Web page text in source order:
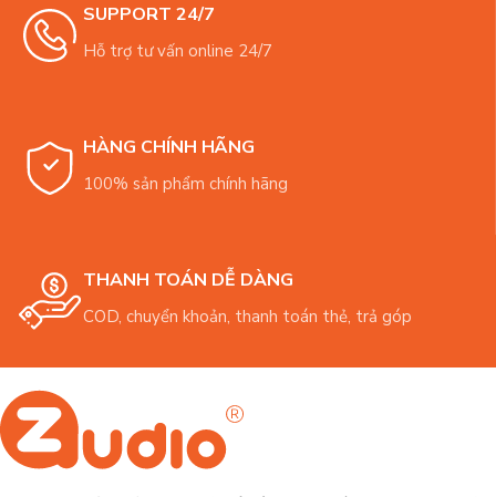
SUPPORT 24/7
Hỗ trợ tư vấn online 24/7
HÀNG CHÍNH HÃNG
100% sản phẩm chính hãng
THANH TOÁN DỄ DÀNG
COD, chuyển khoản, thanh toán thẻ, trả góp